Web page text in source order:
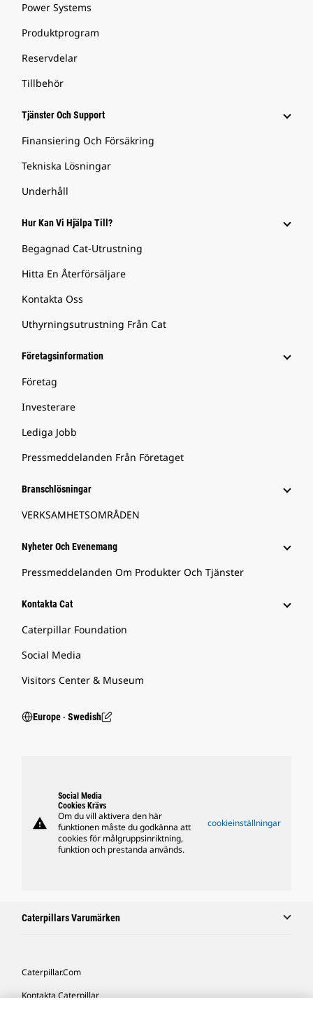
Power Systems
Produktprogram
Reservdelar
Tillbehör
Tjänster Och Support
Finansiering Och Försäkring
Tekniska Lösningar
Underhåll
Hur Kan Vi Hjälpa Till?
Begagnad Cat-Utrustning
Hitta En Återförsäljare
Kontakta Oss
Uthyrningsutrustning Från Cat
Företagsinformation
Företag
Investerare
Lediga Jobb
Pressmeddelanden Från Företaget
Branschlösningar
VERKSAMHETSOMRÅDEN
Nyheter Och Evenemang
Pressmeddelanden Om Produkter Och Tjänster
Kontakta Cat
Caterpillar Foundation
Social Media
Visitors Center & Museum
Europe ‧ Swedish
warning
Social Media
Cookies Krävs
Om du vill aktivera den här
funktionen måste du godkänna att
cookies för målgruppsinriktning,
funktion och prestanda används.
cookieinställningar
Caterpillars Varumärken
Caterpillar.com
Kontakta Caterpillar